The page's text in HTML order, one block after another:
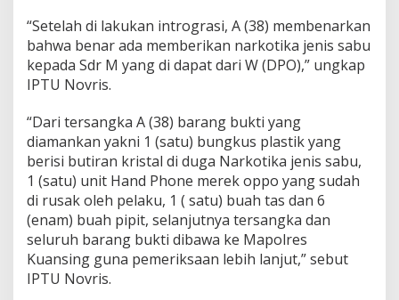
J
e
n
i
a
u
d
i
D
e
s
a
S
“Setelah di lakukan intrograsi, A (38) membenarkan
bahwa benar ada memberikan narkotika jenis sabu
kepada Sdr M yang di dapat dari W (DPO),” ungkap
IPTU Novris.
“Dari tersangka A (38) barang bukti yang
diamankan yakni 1 (satu) bungkus plastik yang
berisi butiran kristal di duga Narkotika jenis sabu,
1 (satu) unit Hand Phone merek oppo yang sudah
di rusak oleh pelaku, 1 ( satu) buah tas dan 6
(enam) buah pipit, selanjutnya tersangka dan
seluruh barang bukti dibawa ke Mapolres
Kuansing guna pemeriksaan lebih lanjut,” sebut
IPTU Novris.